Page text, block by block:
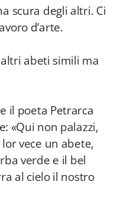
scura degli altri. Ci
d’arte.
abeti simili ma
il poeta Petrarca
«Qui non palazzi,
vece un abete,
verde e il bel
al cielo il nostro